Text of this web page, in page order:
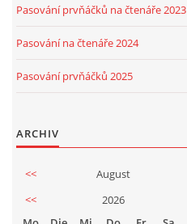
Pasování prvňáčků na čtenáře 2023
Pasování na čtenáře 2024
Pasování prvňáčků 2025
ARCHIV
<< August
<<
2026